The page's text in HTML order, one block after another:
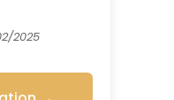
2025